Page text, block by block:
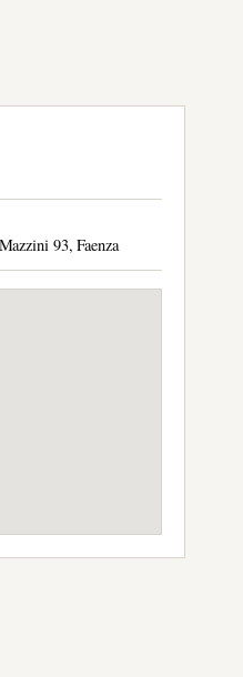
93, Faenza